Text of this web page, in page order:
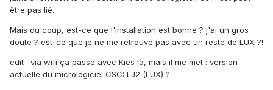
être pas lié...
Mais du coup, est-ce que l'installation est bonne ? j'ai un gros
doute ? est-ce que je ne me retrouve pas avec un reste de LUX ?!
edit : via wifi ça passe avec Kies là, mais il me met : version
actuelle du micrologiciel CSC: LJ2 (LUX) ?